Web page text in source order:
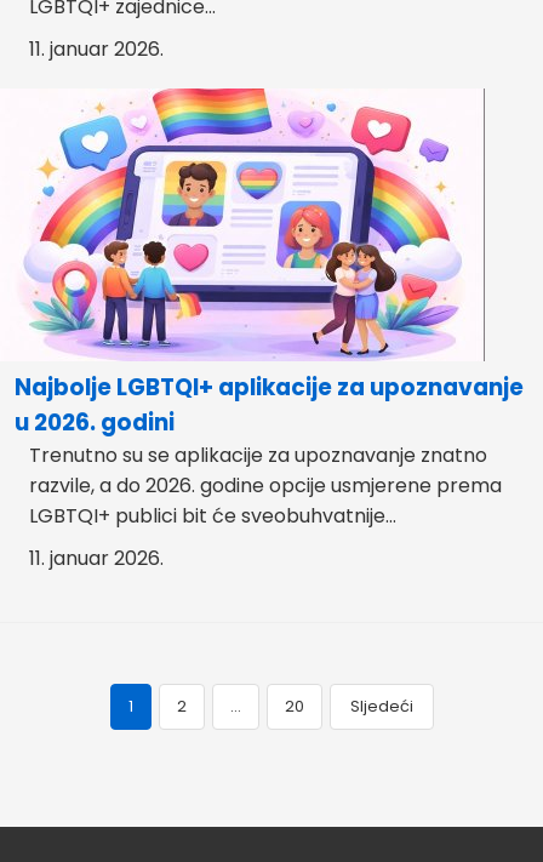
LGBTQI+ zajednice...
11. januar 2026.
Najbolje LGBTQI+ aplikacije za upoznavanje
u 2026. godini
Trenutno su se aplikacije za upoznavanje znatno
razvile, a do 2026. godine opcije usmjerene prema
LGBTQI+ publici bit će sveobuhvatnije...
11. januar 2026.
Navigacija
1 2 … 20 Sljedeći